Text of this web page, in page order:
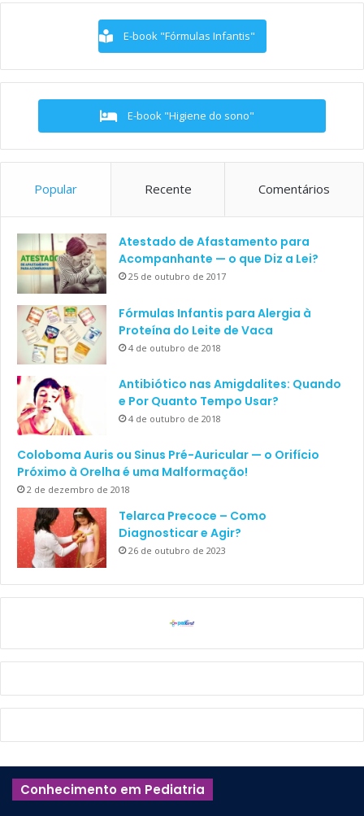
E-book "Fórmulas Infantis"
E-book "Higiene do sono"
Popular Recente Comentários
Atestado de Afastamento para
Acompanhante — o que Diz a Lei?
25 de outubro de 2017
Fórmulas Infantis para Alergia à
Proteína do Leite de Vaca
4 de outubro de 2018
Antibiótico nas Amigdalites: Quando
e Por Quanto Tempo Usar?
4 de outubro de 2018
Coloboma Auris ou Sinus Pré-Auricular — o Orifício
Próximo à Orelha é uma Malformação!
2 de dezembro de 2018
Telarca Precoce – Como
Diagnosticar e Agir?
26 de outubro de 2023
Conhecimento em Pediatria